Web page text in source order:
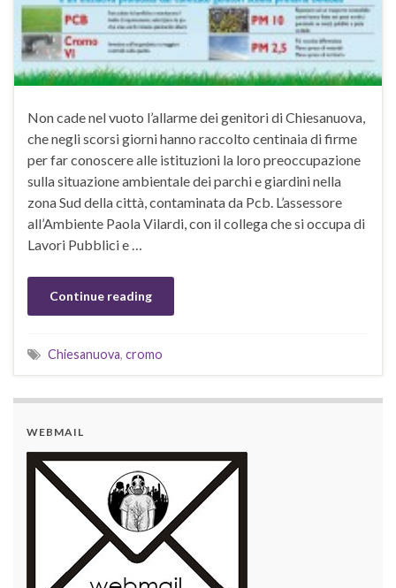
Non cade nel vuoto l’allarme dei genitori di Chiesanuova,
che negli scorsi giorni hanno raccolto centinaia di firme
per far conoscere alle istituzioni la loro preoccupazione
sulla situazione ambientale dei parchi e giardini nella
zona Sud della città, contaminata da Pcb. L’assessore
all’Ambiente Paola Vilardi, con il collega che si occupa di
Lavori Pubblici e …
Continue reading
Chiesanuova, cromo
WEBMAIL